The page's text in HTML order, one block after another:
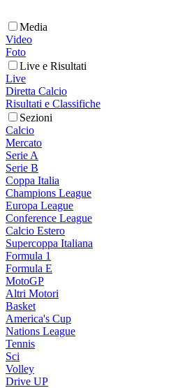
Media
Video
Foto
Live e Risultati
Live
Diretta Calcio
Risultati e Classifiche
Sezioni
Calcio
Mercato
Serie A
Serie B
Coppa Italia
Champions League
Europa League
Conference League
Calcio Estero
Supercoppa Italiana
Formula 1
Formula E
MotoGP
Altri Motori
Basket
America's Cup
Nations League
Tennis
Sci
Volley
Drive UP